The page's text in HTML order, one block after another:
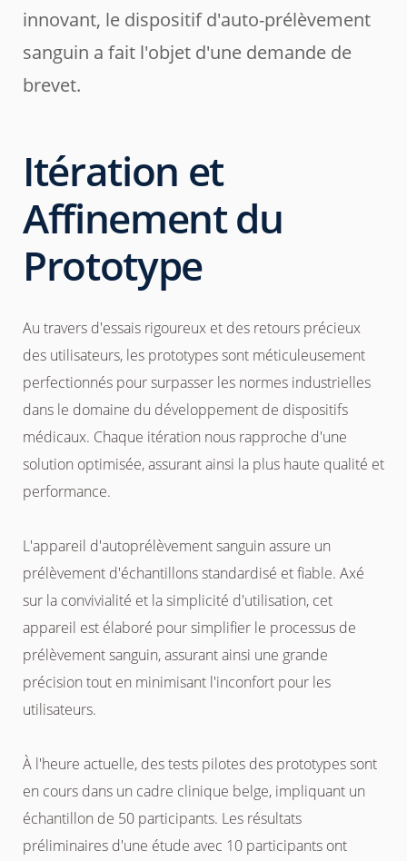
innovant, le dispositif d'auto-prélèvement
sanguin a fait l'objet d'une demande de
brevet.
Itération et
Affinement du
Prototype
Au travers d'essais rigoureux et des retours précieux
des utilisateurs, les prototypes sont méticuleusement
perfectionnés pour surpasser les normes industrielles
dans le domaine du développement de dispositifs
médicaux. Chaque itération nous rapproche d'une
solution optimisée, assurant ainsi la plus haute qualité et
performance.
L'appareil d'autoprélèvement sanguin assure un
prélèvement d'échantillons standardisé et fiable. Axé
sur la convivialité et la simplicité d'utilisation, cet
appareil est élaboré pour simplifier le processus de
prélèvement sanguin, assurant ainsi une grande
précision tout en minimisant l'inconfort pour les
utilisateurs.
À l'heure actuelle, des tests pilotes des prototypes sont
en cours dans un cadre clinique belge, impliquant un
échantillon de 50 participants. Les résultats
préliminaires d'une étude avec 10 participants ont